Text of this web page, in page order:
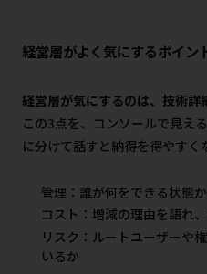
経営層がよく気にするポイン
経営層が気にするのは、技術詳
この3点を、コンソールで見え
に分けて話すと納得を得やすく
管理：誰が何をできる状態
コスト：増減の理由を語れ
リスク：ルートユーザーや
いるか